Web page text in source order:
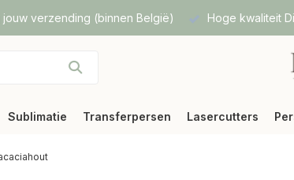
verzending (binnen België) Hoge kwaliteit
Sublimatie Transferpersen Lasercutters